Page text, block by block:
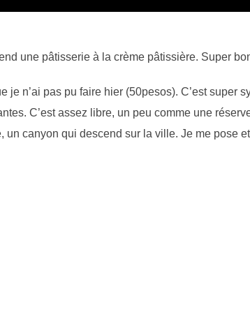
une pâtisserie à la crème pâtissière. Super
je n’ai pas pu faire hier (50pesos). C’est super
C’est assez libre, un peu comme une
un canyon qui descend sur la ville. Je me pose